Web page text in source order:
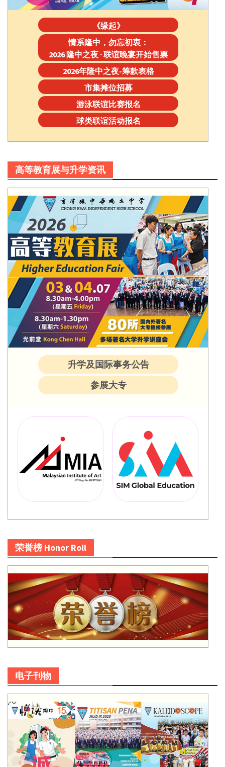
《缘起》
情系隆中，勿忘初衷：
2026 隆中之夜 · 联谊晚宴开始售票
2026年隆中之夜-筹款表格
市集摊位招募
游泳联谊比赛报名
球类联谊活动报名
高等教育展与升学资讯
升学及国际事务公告
参展大专
荣誉榜 Honor Roll
电子刊物